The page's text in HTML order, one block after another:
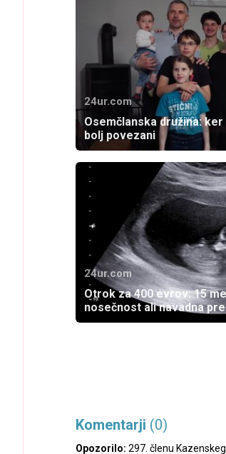
24ur.com
Osemčlanska družina:
bolj povezani
24ur.com
Otrok za 400 evrov: 15
nosečnost ali navadna
Komentarji (0)
Opozorilo: 297. členu